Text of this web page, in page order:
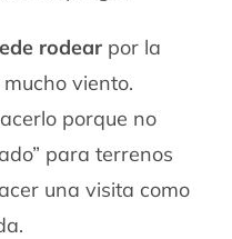
rodearpor la
viento.
porque no
para terrenos
una visita como